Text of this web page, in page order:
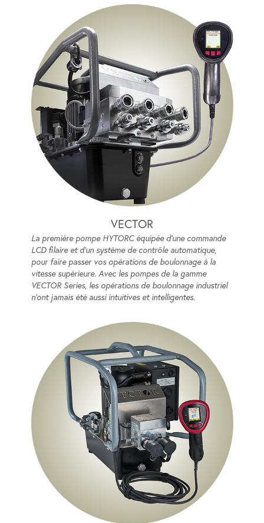
VECTOR
La première pompe HYTORC équipée d'une commande
LCD filaire et d'un système de contrôle automatique,
pour faire passer vos opérations de boulonnage à la
vitesse supérieure. Avec les pompes de la gamme
VECTOR Series, les opérations de boulonnage industriel
n’ont jamais été aussi intuitives et intelligentes.